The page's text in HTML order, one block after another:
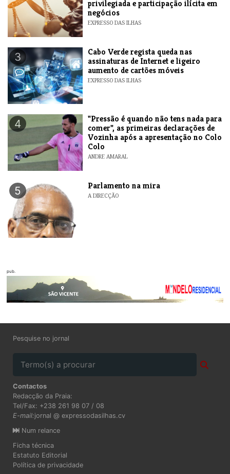
privilegiada e participação ilícita em
negócios
EXPRESSO DAS ILHAS
3
Cabo Verde regista queda nas
assinaturas de Internet e ligeiro
aumento de cartões móveis
EXPRESSO DAS ILHAS
4
"Pressão é quando não tens nada para
comer", as primeiras declarações de
Vozinha após a apresentação no Colo
Colo
ANDRE AMARAL
5 Parlamento na mira
A DIRECÇÃO
pub.
Pesquise no jornal
Contactos
Redacção da Praia:
Tel/Fax: +238 261 98 07 / 08
E-mail:jornal @ expressodasilhas.cv
Num relance
Ficha técnica
Estatuto Editorial
Política de privacidade